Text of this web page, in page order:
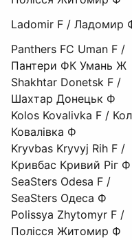
Ladomir F / Ладомир
Panthers FC Uman F /
Пантери ФК Умань Ж
Shakhtar Donetsk F /
Шахтар Донецьк Ф
Kolos Kovalivka F /
Ковалівка Ф
Kryvbas Kryvyj Rih F /
Кривбас Кривий Ріг Ф
SeaSters Odesa F /
SeaSters Одеса Ф
Polissya Zhytomyr F /
Полісся Житомир Ф